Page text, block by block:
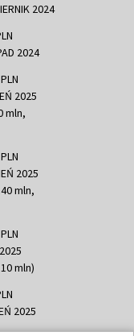
2024
2024
2025
mln,
2025
mln,
mln)
2025